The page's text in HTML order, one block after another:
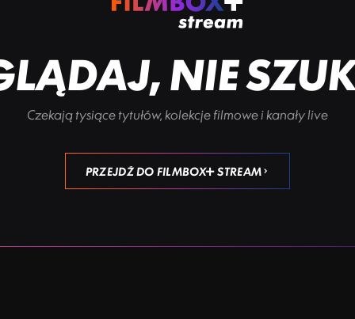
NIE
Czekają tysiące tytułów, kolekcje filmowe i kanały live
PRZEJDŹ DO FILMBOX+ STREAM